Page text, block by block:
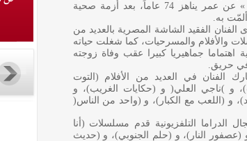
الجندي » عن عمر يناهز 74 عاماً، بعد أزمة صحية
به.
الفنان الفقيد الشاشة المصرية بالعديد من
والأفلام والمسرحيات، كما شغلت حياته
اهتماما جماهيريا كبيرا عقب وفاة زوجته
في حريق.
الفنان في العديد من الأفلام (التوت
و )ناجي العلي( و (حكايات الغريب)، و
و (اللعب مع الكبار)، و (واحد من الناس(
الدراما التلفزيونية قدم مسلسلات (أنا
(عصفور النار)، و (حلم الجنوبي)، و (حديث